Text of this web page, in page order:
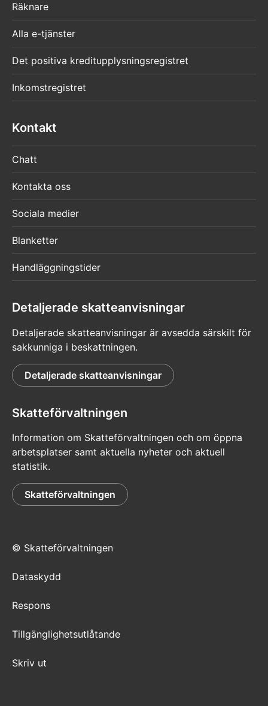
Räknare
Alla e-tjänster
Det positiva kreditupplysningsregistret
Inkomstregistret
Kontakt
Chatt
Kontakta oss
Sociala medier
Blanketter
Handläggningstider
Detaljerade skatteanvisningar
Detaljerade skatteanvisningar är avsedda särskilt för
sakkunniga i beskattningen.
Detaljerade skatteanvisningar
Skatteförvaltningen
Information om Skatteförvaltningen och om öppna
arbetsplatser samt aktuella nyheter och aktuell
statistik.
Skatteförvaltningen
© Skatteförvaltningen
Dataskydd
Respons
Tillgänglighetsutlåtande
Skriv ut